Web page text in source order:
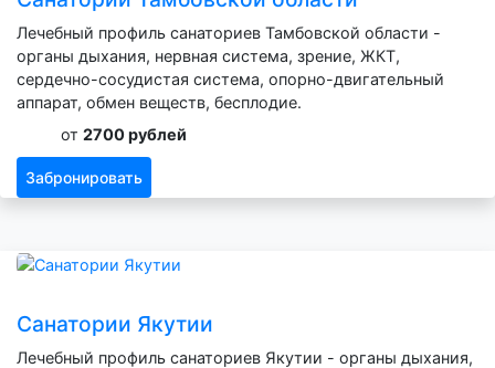
Лечебный профиль санаториев Тамбовской области -
органы дыхания, нервная система, зрение, ЖКТ,
сердечно-сосудистая система, опорно-двигательный
аппарат, обмен веществ, бесплодие.
от 2700 рублей
Забронировать
Санатории Якутии
Лечебный профиль санаториев Якутии - органы дыхания,